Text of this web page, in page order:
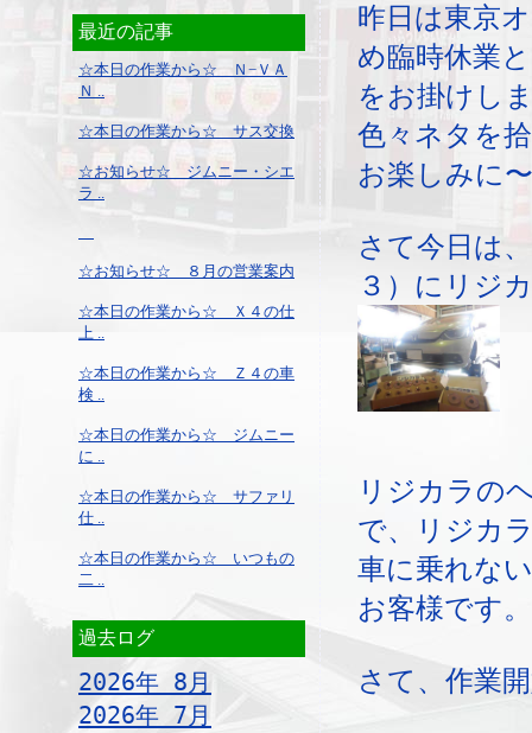
最近の記事
☆本日の作業から☆ Ｎ−ＶＡ
Ｎ ..
☆本日の作業から☆ サス交換
☆お知らせ☆ ジムニー・シエ
ラ ..
☆お知らせ☆ ８月の営業案内
☆本日の作業から☆ Ｘ４の仕
上 ..
☆本日の作業から☆ Ｚ４の車
検 ..
☆本日の作業から☆ ジムニー
に ..
☆本日の作業から☆ サファリ
仕 ..
☆本日の作業から☆ いつもの
二 ..
過去ログ
2026年 8月
2026年 7月
昨日は東京
め臨時休業
をお掛けし
色々ネタを
お楽しみに〜
さて今日は
３）にリジ
リジカラの
で、リジカ
車に乗れな
お客様です
さて、作業